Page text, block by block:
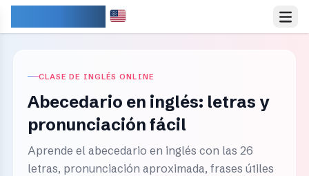
CLASE DE INGLÉS ONLINE
Abecedario en inglés: letras y
pronunciación fácil
Aprende el abecedario en inglés con las 26
letras, pronunciación aproximada, frases útiles